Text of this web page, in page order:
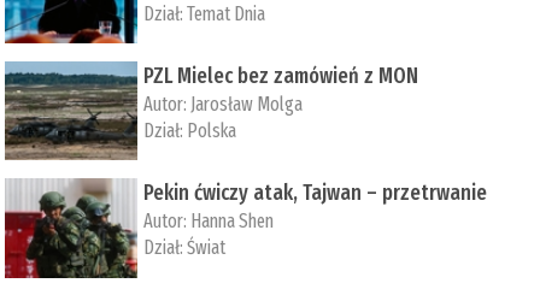
Dział:Temat Dnia
PZL Mielec bez zamówień z MON
Autor: Jarosław Molga
Dział: Polska
Pekin ćwiczy atak, Tajwan – przetrwanie
Autor: ­Hanna Shen
Dział:Świat